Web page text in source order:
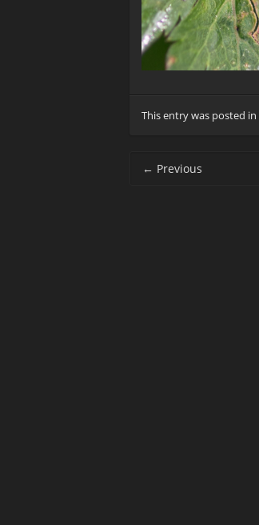
This entry was posted in
← Previous